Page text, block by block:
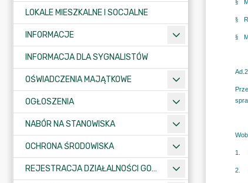
LOKALE MIESZKALNE I SOCJALNE
INFORMACJE
INFORMACJA DLA SYGNALISTÓW
OŚWIADCZENIA MAJĄTKOWE
OGŁOSZENIA
NABÓR NA STANOWISKA
OCHRONA ŚRODOWISKA
REJESTRACJA DZIAŁALNOŚCI GOSPODARCZEJ